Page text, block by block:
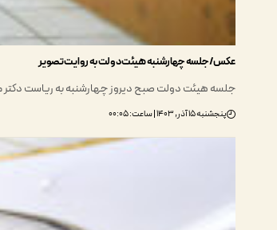
عکس/ جلسه چهارشنبه هیئت دولت به روایت تصویر
جلسه هیئت دولت صبح دیروز چهارشنبه به ریاست
پنجشنبه ۱۵ آذر, ۱۴۰۳ | ساعت: ۰۰:۰۵